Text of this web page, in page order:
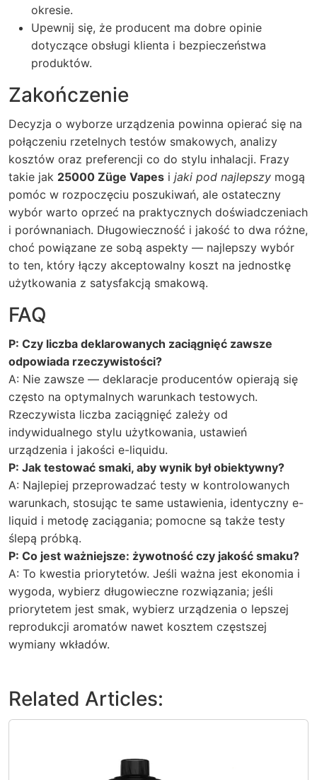
okresie.
Upewnij się, że producent ma dobre opinie
dotyczące obsługi klienta i bezpieczeństwa
produktów.
Zakończenie
Decyzja o wyborze urządzenia powinna opierać się na
połączeniu rzetelnych testów smakowych, analizy
kosztów oraz preferencji co do stylu inhalacji. Frazy
takie jak 25000 Züge Vapes i jaki pod najlepszy mogą
pomóc w rozpoczęciu poszukiwań, ale ostateczny
wybór warto oprzeć na praktycznych doświadczeniach
i porównaniach. Długowieczność i jakość to dwa różne,
choć powiązane ze sobą aspekty — najlepszy wybór
to ten, który łączy akceptowalny koszt na jednostkę
użytkowania z satysfakcją smakową.
FAQ
P: Czy liczba deklarowanych zaciągnięć zawsze
odpowiada rzeczywistości?
A: Nie zawsze — deklaracje producentów opierają się
często na optymalnych warunkach testowych.
Rzeczywista liczba zaciągnięć zależy od
indywidualnego stylu użytkowania, ustawień
urządzenia i jakości e-liquidu.
P: Jak testować smaki, aby wynik był obiektywny?
A: Najlepiej przeprowadzać testy w kontrolowanych
warunkach, stosując te same ustawienia, identyczny e-
liquid i metodę zaciągania; pomocne są także testy
ślepą próbką.
P: Co jest ważniejsze: żywotność czy jakość smaku?
A: To kwestia priorytetów. Jeśli ważna jest ekonomia i
wygoda, wybierz długowieczne rozwiązania; jeśli
priorytetem jest smak, wybierz urządzenia o lepszej
reprodukcji aromatów nawet kosztem częstszej
wymiany wkładów.
Related Articles: